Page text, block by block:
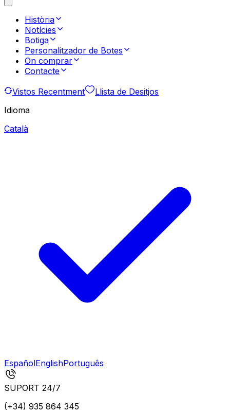
Història
Notícies
Botiga
Personalitzador de Botes
On comprar
Contacte
Vistos Recentment
Llista de Desitjos
Idioma
Català
EspañolEnglishPortuguês
SUPORT 24/7
(+34) 935 864 345